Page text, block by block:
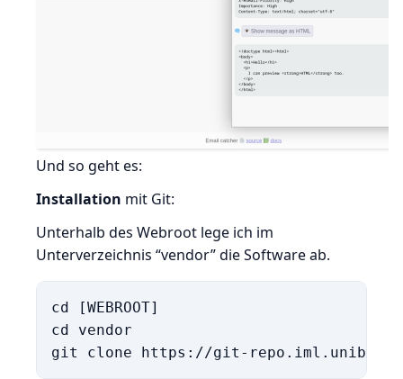
Und so geht es:
Installation mit Git:
Unterhalb des Webroot lege ich im
Unterverzeichnis “vendor” die Software ab.
cd [WEBROOT]
cd vendor